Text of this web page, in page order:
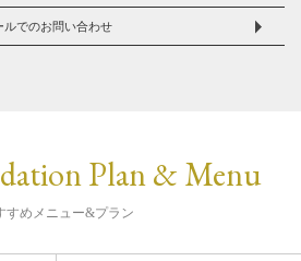
ルでのお問い合わせ
Plan & Menu
すめメニュー&プラン